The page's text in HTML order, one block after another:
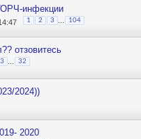
инфекции
1 2 3 104
отзовитесь
3 32
2024))
2020